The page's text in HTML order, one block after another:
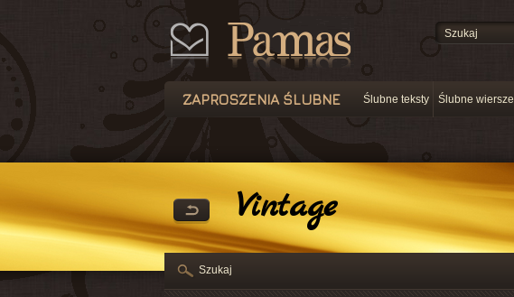
Vintage
ZAPROSZENIA ŚLUBNE Ślubne teksty Ślubne wiersze
Szukaj